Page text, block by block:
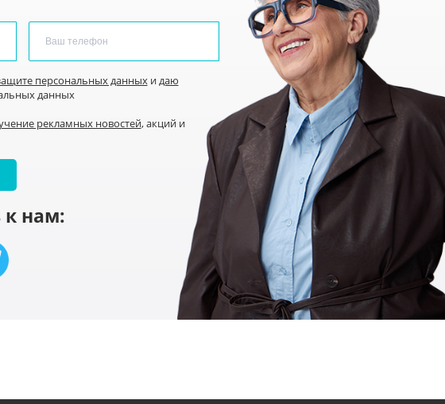
персональных данныхи даю
данных
рекламных новостей, акций и
к нам: